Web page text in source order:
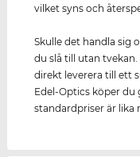
vilket syns och
Skulle det handla sig
du slå till utan
direkt leverera till ett
Edel-Optics köper du
standardpriser är lika